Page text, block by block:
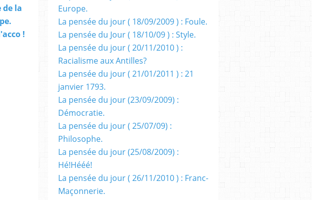
la
!
Europe.
La pensée du jour ( 18/09/2009 ) : Foule.
La pensée du Jour ( 18/10/09 ) : Style.
La pensée du jour ( 20/11/2010 ) :
Racialisme aux Antilles?
La pensée du jour ( 21/01/2011 ) : 21
janvier 1793.
La pensée du jour (23/09/2009) :
Démocratie.
La pensée du jour ( 25/07/09) :
Philosophe.
La pensée du jour (25/08/2009) :
Hé!Hééé!
La pensée du jour ( 26/11/2010 ) : Franc-
Maçonnerie.